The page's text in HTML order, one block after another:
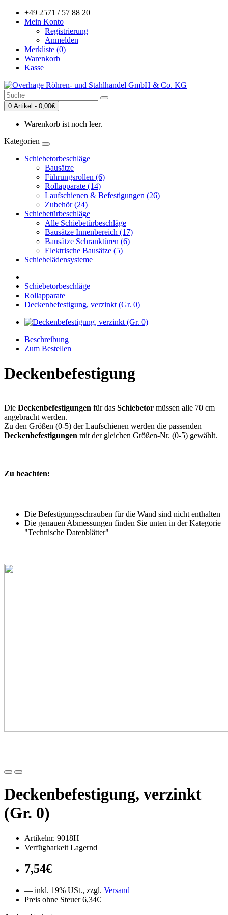
+49 2571 / 57 88 20
Mein Konto
Registrierung
Anmelden
Merkliste (0)
Warenkorb
Kasse
0 Artikel - 0,00€
Warenkorb ist noch leer.
Kategorien
Schiebetorbeschläge
Bausätze
Führungsrollen (6)
Rollapparate (14)
Laufschienen & Befestigungen (26)
Zubehör (24)
Schiebetürbeschläge
Alle Schiebetürbeschläge
Bausätze Innenbereich (17)
Bausätze Schranktüren (6)
Elektrische Bausätze (5)
Schiebelädensysteme
Schiebetorbeschläge
Rollapparate
Deckenbefestigung, verzinkt (Gr. 0)
Beschreibung
Zum Bestellen
Deckenbefestigung
Die Deckenbefestigungen für das Schiebetor müssen alle 70 cm
angebracht werden.
Zu den Größen (0-5) der Laufschienen werden die passenden
Deckenbefestigungen mit der gleichen Größen-Nr. (0-5) gewählt.
Zu beachten:
Die Befestigungsschrauben für die Wand sind nicht enthalten
Die genauen Abmessungen finden Sie unten in der Kategorie
"Technische Datenblätter"
Deckenbefestigung, verzinkt
(Gr. 0)
Artikelnr. 9018H
Verfügbarkeit Lagernd
7,54€
— inkl. 19% USt., zzgl. Versand
Preis ohne Steuer 6,34€